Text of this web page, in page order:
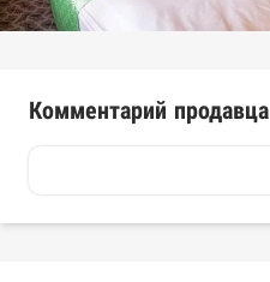
Комментарий продавца